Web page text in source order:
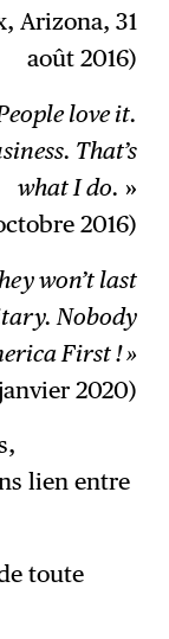
Arizona, 31
août 2016)
love it.
That’s
what I do. »
2016)
won’t last
Nobody
First ! »
2020)
lien entre
toute